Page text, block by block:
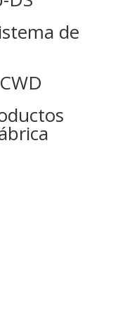
de